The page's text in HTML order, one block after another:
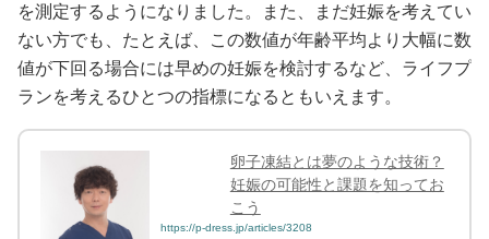
を測定するようになりました。また、まだ妊娠を考えてい
ない方でも、たとえば、この数値が年齢平均より大幅に数
値が下回る場合には早めの妊娠を検討するなど、ライフプ
ランを考えるひとつの指標になるともいえます。
卵子凍結とは夢のような技術？
妊娠の可能性と課題を知ってお
こう
https://p-dress.jp/articles/3208